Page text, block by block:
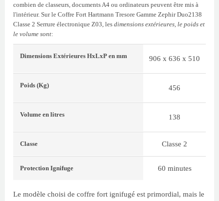
combien de classeurs, documents A4 ou ordinateurs peuvent être mis à
l'intérieur. Sur le Coffre Fort Hartmann Tresore Gamme Zephir Duo2138
Classe 2 Serrure électronique Z03, les dimensions extérieures, le poids et
le volume sont:
Dimensions Extérieures HxLxP en mm 906 x 636 x 510
Poids (Kg) 456
Volume en litres 138
Classe Classe 2
Protection Ignifuge 60 minutes
Le modèle choisi de coffre fort ignifugé est primordial, mais le